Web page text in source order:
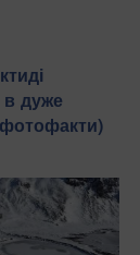
в дуже